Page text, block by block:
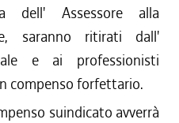
dell' Assessore alla
saranno ritirati dall'
e ai professionisti
compenso forfettario.
suindicato avverrà